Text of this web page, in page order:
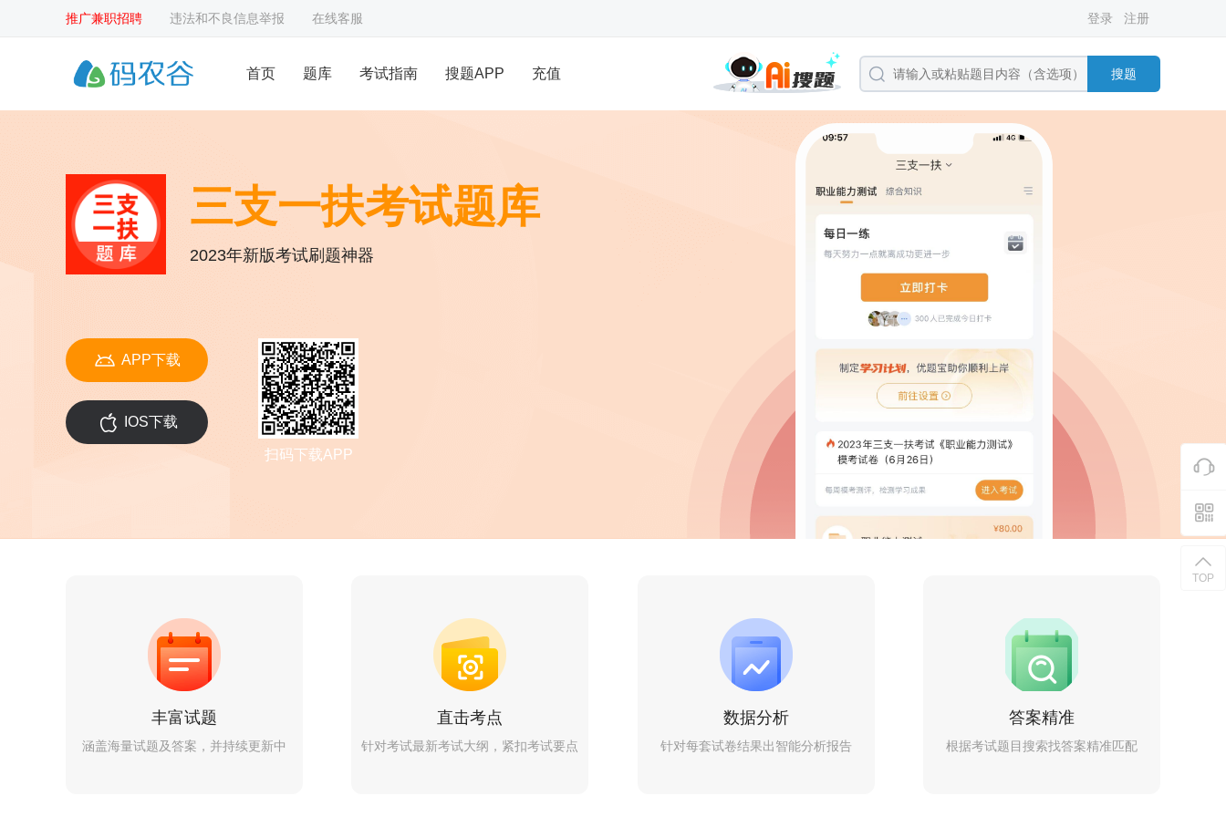
推广兼职招聘 违法和不良信息举报 在线客服 登录 注册
首页 题库 考试指南 搜题APP 充值 搜题
三支一扶考试题库
2023年新版考试刷题神器
APP下载
IOS下载
扫码下载APP
丰富试题
涵盖海量试题及答案，并持续更新中
直击考点
针对考试最新考试大纲，紧扣考试要点
数据分析
针对每套试卷结果出智能分析报告
答案精准
根据考试题目搜索找答案精准匹配
TOP